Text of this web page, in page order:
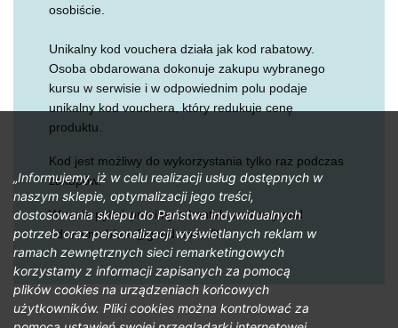
osobiście.
Unikalny kod vouchera działa jak kod rabatowy.
Osoba obdarowana dokonuje zakupu wybranego
kursu w serwisie i w odpowiednim polu podaje
unikalny kod vouchera, który redukuje cenę
produktu.
Kod jest możliwy do wykorzystania tylko raz podczas
zakupów.
W razie pytań prosimy o kontakt mailowy pod
adresem: biuro@goodmove.fit
„Informujemy, iż w celu realizacji usług dostępnych w
naszym sklepie, optymalizacji jego treści,
dostosowania sklepu do Państwa indywidualnych
potrzeb oraz personalizacji wyświetlanych reklam w
ramach zewnętrznych sieci remarketingowych
korzystamy z informacji zapisanych za pomocą
plików cookies na urządzeniach końcowych
użytkowników. Pliki cookies można kontrolować za